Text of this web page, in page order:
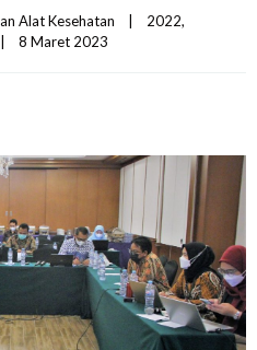
Alat Kesehatan 2022
8 Maret 2023